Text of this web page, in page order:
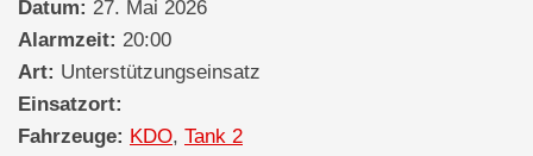
Datum: 27. Mai 2026
Alarmzeit: 20:00
Art: Unterstützungseinsatz
Einsatzort:
Fahrzeuge: KDO, Tank 2